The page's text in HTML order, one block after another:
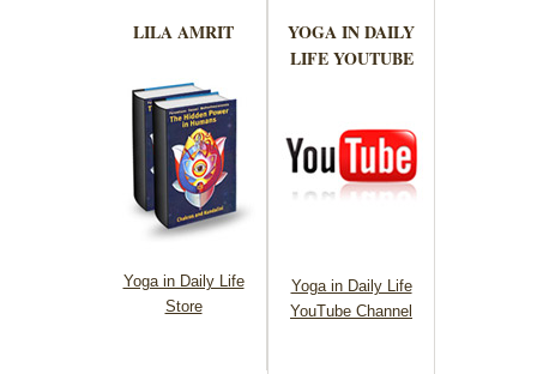
LILA AMRIT
Yoga in Daily Life
Store
YOGA IN DAILY
LIFE YOUTUBE
Yoga in Daily Life
YouTube Channel